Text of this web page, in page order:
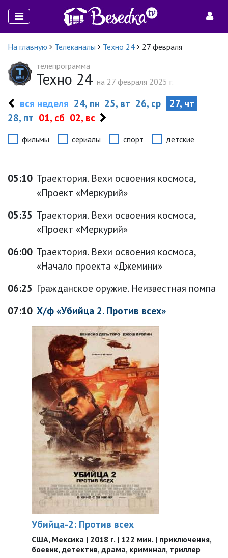
На главную Телеканалы Техно 24
27 февраля
телепрограмма
Техно 24 на 27 февраля 2025 г.
вся неделя 24, пн 25, вт 26, ср
27, чт
28, пт 01, сб 02, вс
фильмы сериалы спорт детские
05:10 Траектория. Вехи освоения космоса,
«Проект «Меркурий»
05:35 Траектория. Вехи освоения космоса,
«Проект «Меркурий»
06:00 Траектория. Вехи освоения космоса,
«Начало проекта «Джемини»
06:25 Гражданское оружие. Неизвестная помпа
07:10 Х/ф «Убийца 2. Против всех»
Убийца-2: Против всех
США, Мексика | 2018 г. | 122 мин. | приключения,
боевик, детектив, драма, криминал, триллер